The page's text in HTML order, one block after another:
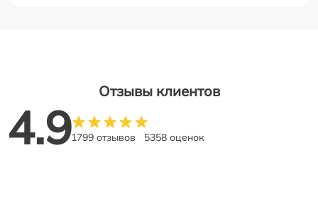
Отзывы клиентов
4.91799 отзывов 5358 оценок